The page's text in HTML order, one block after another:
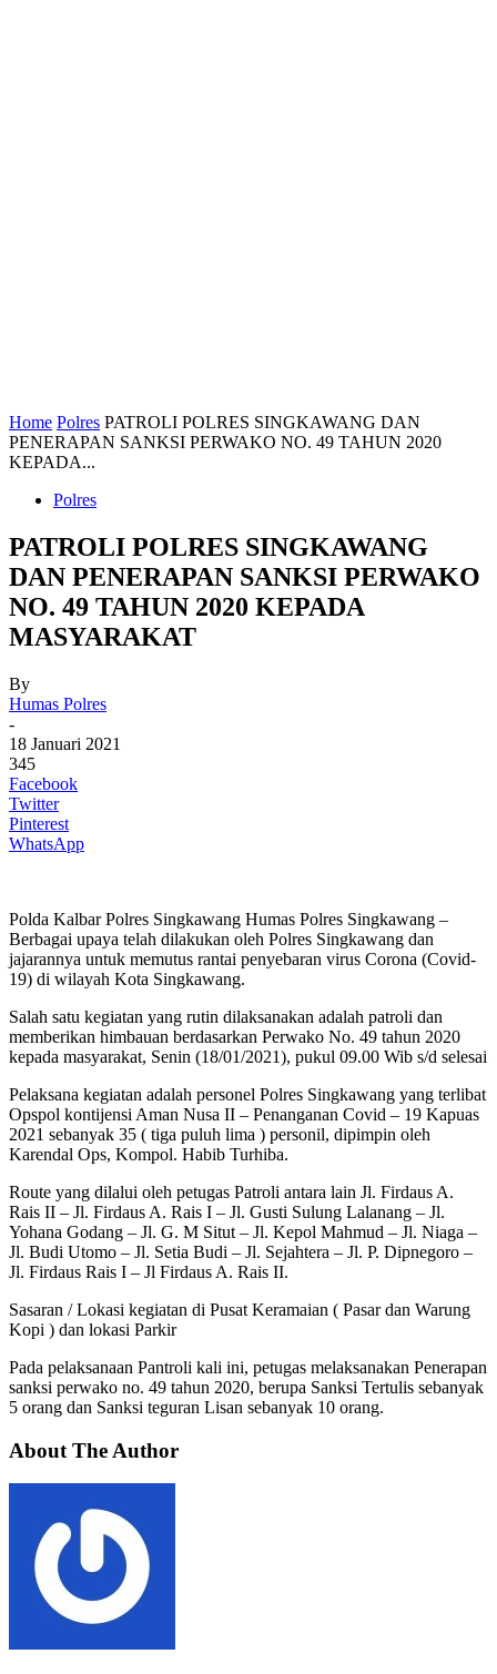
Home Polres PATROLI POLRES SINGKAWANG DAN
PENERAPAN SANKSI PERWAKO NO. 49 TAHUN 2020
KEPADA...
Polres
PATROLI POLRES SINGKAWANG
DAN PENERAPAN SANKSI PERWAKO
NO. 49 TAHUN 2020 KEPADA
MASYARAKAT
By
Humas Polres
-
18 Januari 2021
345
Facebook
Twitter
Pinterest
WhatsApp
Polda Kalbar Polres Singkawang Humas Polres Singkawang –
Berbagai upaya telah dilakukan oleh Polres Singkawang dan
jajarannya untuk memutus rantai penyebaran virus Corona (Covid-
19) di wilayah Kota Singkawang.
Salah satu kegiatan yang rutin dilaksanakan adalah patroli dan
memberikan himbauan berdasarkan Perwako No. 49 tahun 2020
kepada masyarakat, Senin (18/01/2021), pukul 09.00 Wib s/d selesai
Pelaksana kegiatan adalah personel Polres Singkawang yang terlibat
Opspol kontijensi Aman Nusa II – Penanganan Covid – 19 Kapuas
2021 sebanyak 35 ( tiga puluh lima ) personil, dipimpin oleh
Karendal Ops, Kompol. Habib Turhiba.
Route yang dilalui oleh petugas Patroli antara lain Jl. Firdaus A.
Rais II – Jl. Firdaus A. Rais I – Jl. Gusti Sulung Lalanang – Jl.
Yohana Godang – Jl. G. M Situt – Jl. Kepol Mahmud – Jl. Niaga –
Jl. Budi Utomo – Jl. Setia Budi – Jl. Sejahtera – Jl. P. Dipnegoro –
Jl. Firdaus Rais I – Jl Firdaus A. Rais II.
Sasaran / Lokasi kegiatan di Pusat Keramaian ( Pasar dan Warung
Kopi ) dan lokasi Parkir
Pada pelaksanaan Pantroli kali ini, petugas melaksanakan Penerapan
sanksi perwako no. 49 tahun 2020, berupa Sanksi Tertulis sebanyak
5 orang dan Sanksi teguran Lisan sebanyak 10 orang.
About The Author